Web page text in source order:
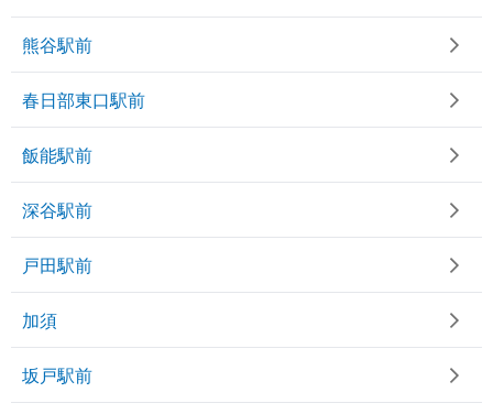
熊谷駅前
春日部東口駅前
飯能駅前
深谷駅前
戸田駅前
加須
坂戸駅前